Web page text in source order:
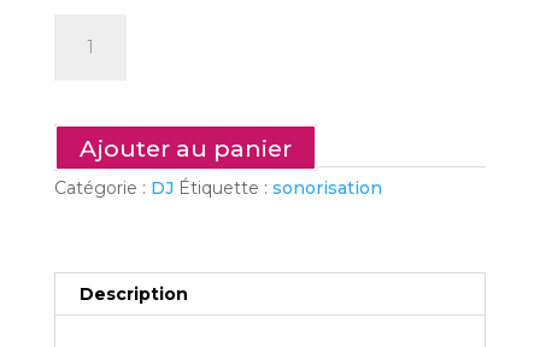
virtuel
+
light
Ajouter au panier
Catégorie : DJ Étiquette : sonorisation
Description